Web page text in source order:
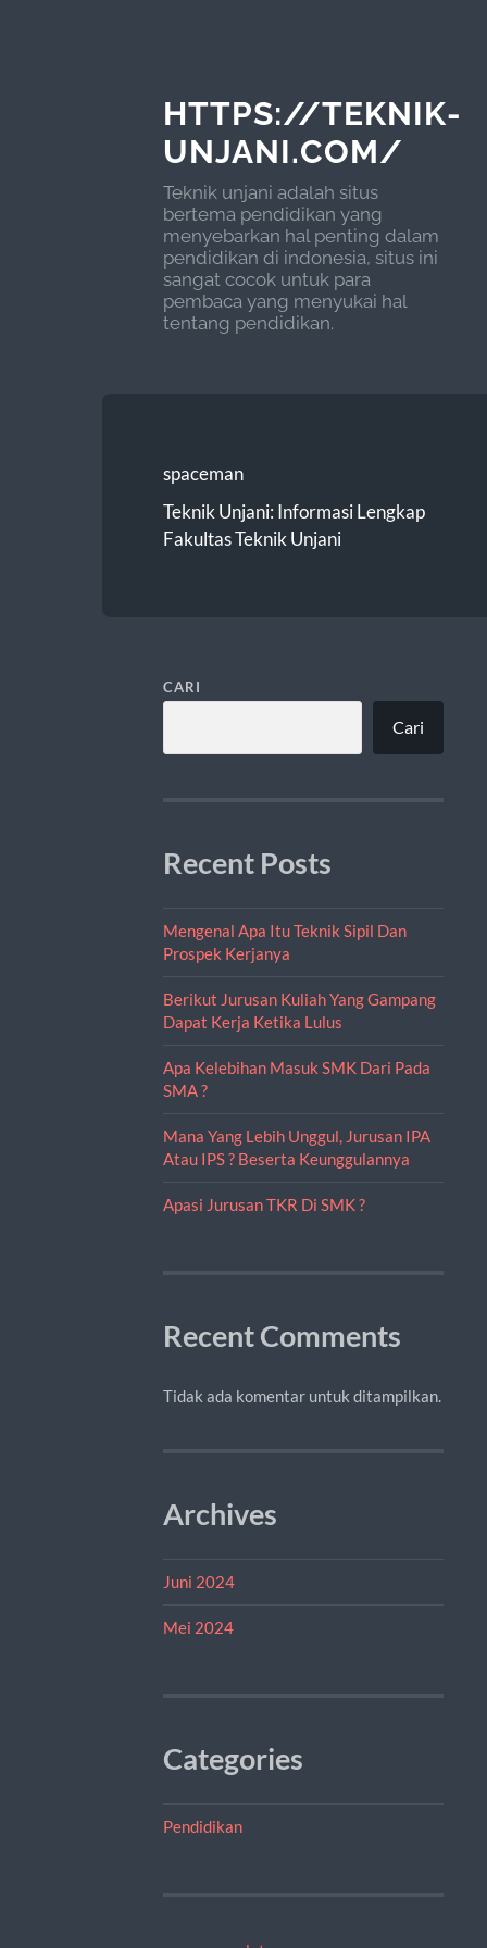
HTTPS://TEKNIK-
UNJANI.COM/
Teknik unjani adalah situs
bertema pendidikan yang
menyebarkan hal penting dalam
pendidikan di indonesia, situs ini
sangat cocok untuk para
pembaca yang menyukai hal
tentang pendidikan.
spaceman
Teknik Unjani: Informasi Lengkap
Fakultas Teknik Unjani
CARI
Cari
Recent Posts
Mengenal Apa Itu Teknik Sipil Dan
Prospek Kerjanya
Berikut Jurusan Kuliah Yang Gampang
Dapat Kerja Ketika Lulus
Apa Kelebihan Masuk SMK Dari Pada
SMA ?
Mana Yang Lebih Unggul, Jurusan IPA
Atau IPS ? Beserta Keunggulannya
Apasi Jurusan TKR Di SMK ?
Recent Comments
Tidak ada komentar untuk ditampilkan.
Archives
Juni 2024
Mei 2024
Categories
Pendidikan